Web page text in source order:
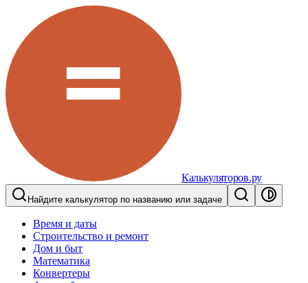
Калькуляторов.ру
Найдите калькулятор по названию или задаче
Время и даты
Строительство и ремонт
Дом и быт
Математика
Конвертеры